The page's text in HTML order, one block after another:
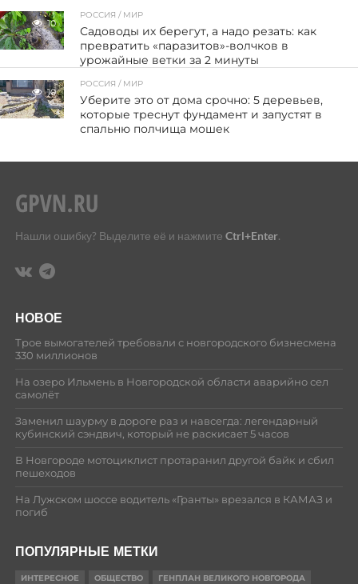
10
РОССИЯ / МИР
Садоводы их берегут, а надо резать: как
превратить «паразитов»-волчков в
урожайные ветки за 2 минуты
10
РОССИЯ / МИР
Уберите это от дома срочно: 5 деревьев,
которые треснут фундамент и запустят в
спальню полчища мошек
Нашли ошибку? Выделите её и нажмите Ctrl+Enter.
НОВОЕ
Трое вымогателей требовали с новгородского бизнесмена
330 миллионов
На озеро Ильмень в Новгородской области аварийно сел
самолёт
Заменил шаурму в дороге раз и навсегда: легендарный
кубинский сэндвич, который не раскисает 5 часов
В Новгороде мотоциклист протаранил другой байк и сбил
пешеходов
На Лужском шоссе водитель «Гранты» врезался в КАМАЗ и
погиб
ПОПУЛЯРНЫЕ МЕТКИ
ИНТЕРЕСНОЕ ОБЩЕСТВО ГЕНПЛАН ВЕЛИКОГО НОВГОРОДА